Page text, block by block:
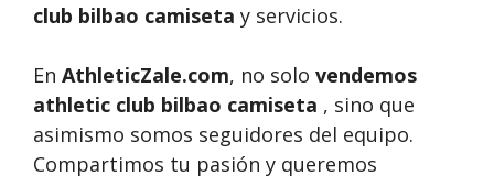
club bilbao camiseta y servicios.
En AthleticZale.com, no solo vendemos
athletic club bilbao camiseta , sino que
asimismo somos seguidores del equipo.
Compartimos tu pasión y queremos